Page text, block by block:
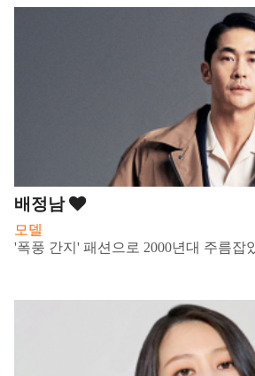
배정남
모델
'폭풍 간지' 패션으로 2000년대 주름잡